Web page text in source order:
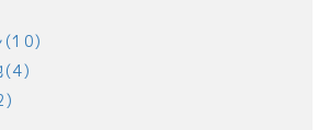
(10)
(4)